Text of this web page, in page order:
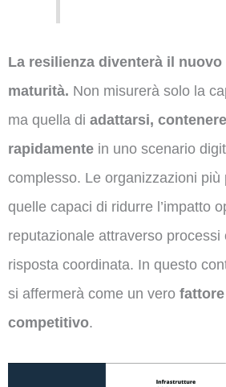
La resilienza diventerà il
maturità. Non misurerà solo la
ma quella di adattarsi,
rapidamente in uno scenario
complesso. Le organizzazioni più
quelle capaci di ridurre l’impatto
reputazionale attraverso processi
risposta coordinata. In questo
si affermerà come un vero
competitivo.